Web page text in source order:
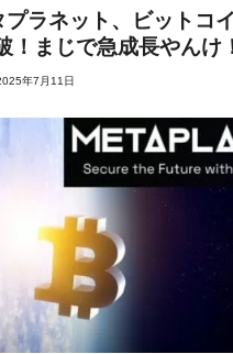
プラネット、ビットコ
！まじで急成長やんけ
年7月11日